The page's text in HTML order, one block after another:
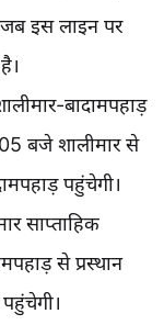
जब इस लाइन पर
बादामपहाड़
बजे शालीमार से
पहुंचेगी।
साप्ताहिक
से प्रस्थान